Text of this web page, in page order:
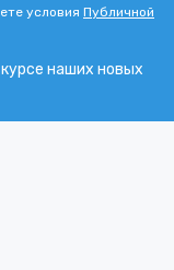
условия Публичной
наших новых